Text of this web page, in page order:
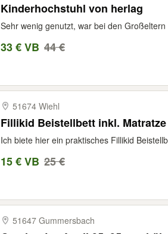
Kinderhochstuhl von herlag
Sehr wenig genutzt, war bei den
33 € VB 44 €
51674 Wiehl
Fillikid Beistellbett inkl. Matratze
Ich biete hier ein praktisches Fillikid
15 € VB 25 €
51647 Gummersbach